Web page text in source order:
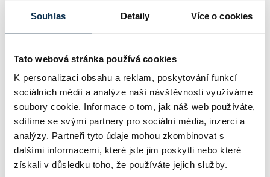
Souhlas Detaily Více o cookies
Tato webová stránka používá cookies
K personalizaci obsahu a reklam, poskytování funkcí
sociálních médií a analýze naší návštěvnosti využíváme
soubory cookie. Informace o tom, jak náš web používáte,
sdílíme se svými partnery pro sociální média, inzerci a
analýzy. Partneři tyto údaje mohou zkombinovat s
dalšími informacemi, které jste jim poskytli nebo které
získali v důsledku toho, že používáte jejich služby.
bankovního trhu. Na jedné straně jí podle zadaného rámce
rostly úvěry a…
Pavel Pohanka |aktualizováno: 31.07.2026